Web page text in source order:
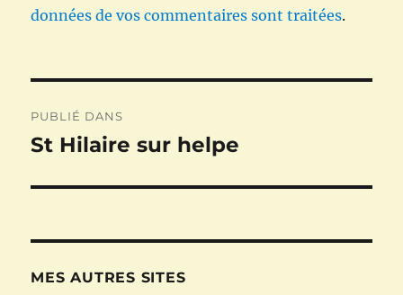
données de vos commentaires sont traitées.
de
PUBLIÉ DANS
St Hilaire sur helpe
MES AUTRES SITES